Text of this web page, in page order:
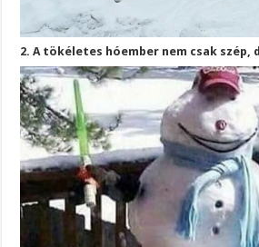
2. A tökéletes hóember nem csak szép,